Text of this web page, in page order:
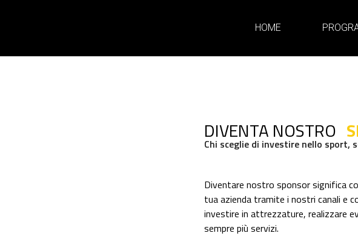
HOME
DIVENTA NOSTRO
Chi sceglie di investire nello sport,
Diventare nostro sponsor significa
tua azienda tramite i nostri canali e
investire in attrezzature, realizzare
sempre più servizi.